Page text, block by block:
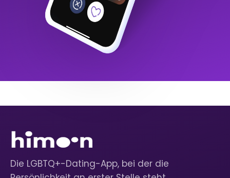
Die LGBTQ+-Dating-App, bei der die